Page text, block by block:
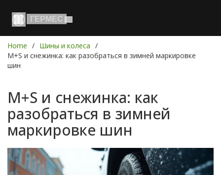
Home
Шины и колеса
M+S и снежинка: как разобраться в зимней маркировке
шин
M+S и снежинка: как
разобраться в зимней
маркировке шин